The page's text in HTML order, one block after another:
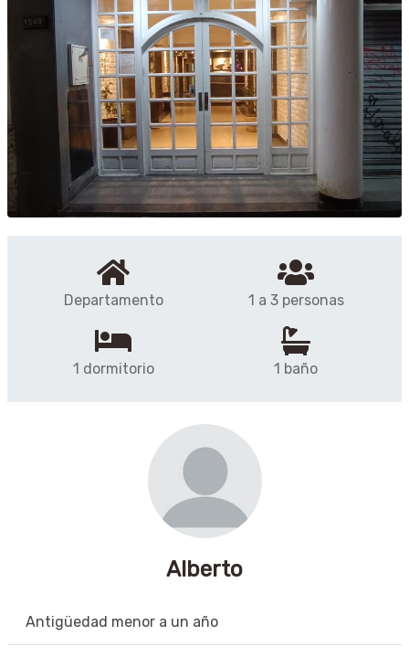
Departamento 1 a 3 personas
1 dormitorio 1 baño
Alberto
Antigüedad menor a un año